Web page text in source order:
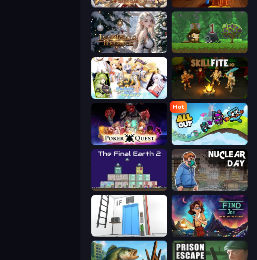
Divine Clash Captains Idle
Immortals Revenge Aground
Spirit Wars Skillfite.io
Poker Quest
Hot
All Out
The Final Earth 2 Nuclear Day
Elevator Room Escape Find Joe: Secret of The Stones